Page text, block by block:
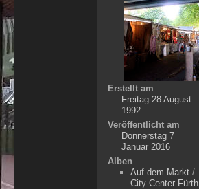
Erstellt am
Freitag 28 August
1992
Veröffentlicht am
Donnerstag 7
Januar 2016
Alben
Auf dem Markt/
City-Center Fürth